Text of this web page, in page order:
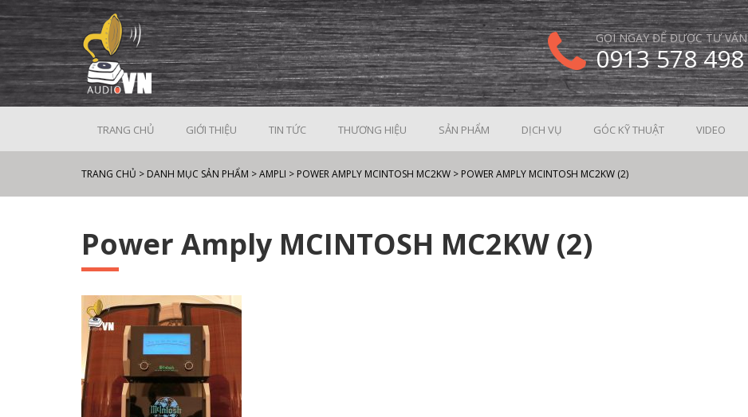
GỌI NGAY ĐỂ ĐƯỢC TƯ VẤN
0913 578 498
TRANG CHỦ GIỚI THIỆU TIN TỨC THƯƠNG HIỆU SẢN PHẨM DỊCH VỤ GÓC KỸ THUẬT VIDEO
TRANG CHỦ > DANH MỤC SẢN PHẨM >AMPLI > POWER AMPLY MCINTOSH MC2KW > POWER AMPLY MCINTOSH MC2KW (2)
Power Amply MCINTOSH MC2KW (2)